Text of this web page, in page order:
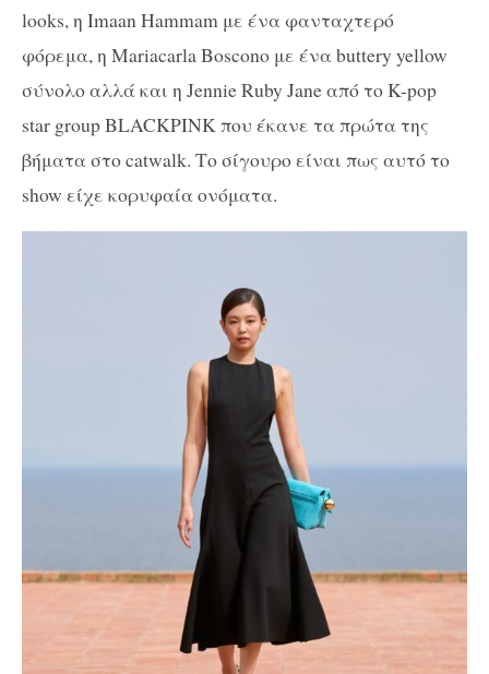
looks, η Imaan Hammam με ένα φανταχτερό
φόρεμα, η Mariacarla Boscono με ένα buttery yellow
σύνολο αλλά και η Jennie Ruby Jane από το K-pop
star group BLACKPINK που έκανε τα πρώτα της
βήματα στο catwalk. Το σίγουρο είναι πως αυτό το
show είχε κορυφαία ονόματα.